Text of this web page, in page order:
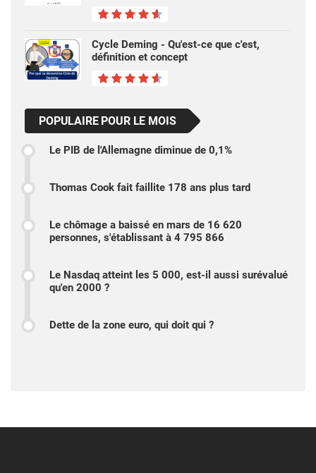
Cycle Deming - Qu'est-ce que c'est,
définition et concept
POPULAIRE POUR LE MOIS
Le PIB de l'Allemagne diminue de 0,1%
Thomas Cook fait faillite 178 ans plus tard
Le chômage a baissé en mars de 16 620
personnes, s'établissant à 4 795 866
Le Nasdaq atteint les 5 000, est-il aussi surévalué
qu'en 2000 ?
Dette de la zone euro, qui doit qui ?